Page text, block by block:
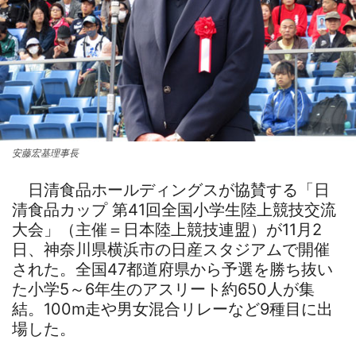
安藤宏基理事長
日清食品ホールディングスが協賛する「日
清食品カップ 第41回全国小学生陸上競技交流
大会」（主催＝日本陸上競技連盟）が11月2
日、神奈川県横浜市の日産スタジアムで開催
された。全国47都道府県から予選を勝ち抜い
た小学5～6年生のアスリート約650人が集
結。100m走や男女混合リレーなど9種目に出
場した。